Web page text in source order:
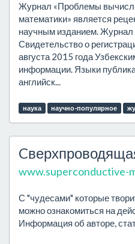
Журнал «Проблемы
математики» является
научным изданием. Журнал
Свидетельство о
августа 2015 года
информации. Языки
английск...
наука научно-популярное
www.superconductive-
С "чудесами" которые
можно ознакомиться на
Информация об авторе,